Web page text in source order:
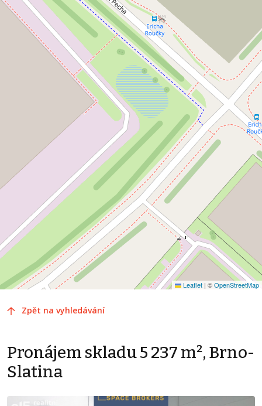
Leaflet | ©OpenStreetMap
Zpět na vyhledávání
Pronájem skladu 5 237 m², Brno-
Slatina